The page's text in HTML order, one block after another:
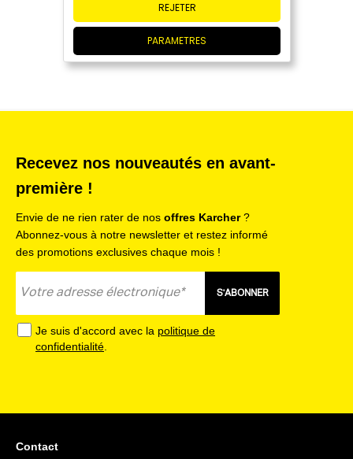
Recevez nos nouveautés en avant-
première !
Envie de ne rien rater de nos offres Karcher?
Abonnez-vous à notre newsletter et restez informé
des promotions exclusives chaque mois !
S'ABONNER
Je suis d'accord avec la politique de
confidentialité
Contact
REJETER
PARAMETRES